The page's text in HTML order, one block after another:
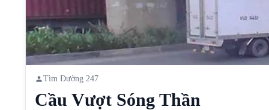
Tìm Đường 247
Cầu Vượt Sóng Thần